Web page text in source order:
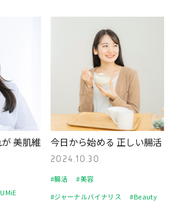
美肌維
今日から始める 正しい腸活
2024.10.30
#腸活
#美容
#ジャーナルバイナリス
#Beauty